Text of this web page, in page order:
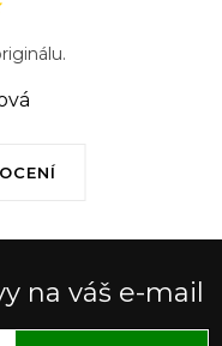
na váš e-mail